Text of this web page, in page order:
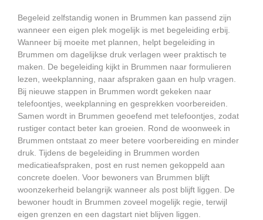
Begeleid zelfstandig wonen in Brummen kan passend zijn
wanneer een eigen plek mogelijk is met begeleiding erbij.
Wanneer bij moeite met plannen, helpt begeleiding in
Brummen om dagelijkse druk verlagen weer praktisch te
maken. De begeleiding kijkt in Brummen naar formulieren
lezen, weekplanning, naar afspraken gaan en hulp vragen.
Bij nieuwe stappen in Brummen wordt gekeken naar
telefoontjes, weekplanning en gesprekken voorbereiden.
Samen wordt in Brummen geoefend met telefoontjes, zodat
rustiger contact beter kan groeien. Rond de woonweek in
Brummen ontstaat zo meer betere voorbereiding en minder
druk. Tijdens de begeleiding in Brummen worden
medicatieafspraken, post en rust nemen gekoppeld aan
concrete doelen. Voor bewoners van Brummen blijft
woonzekerheid belangrijk wanneer als post blijft liggen. De
bewoner houdt in Brummen zoveel mogelijk regie, terwijl
eigen grenzen en een dagstart niet blijven liggen.